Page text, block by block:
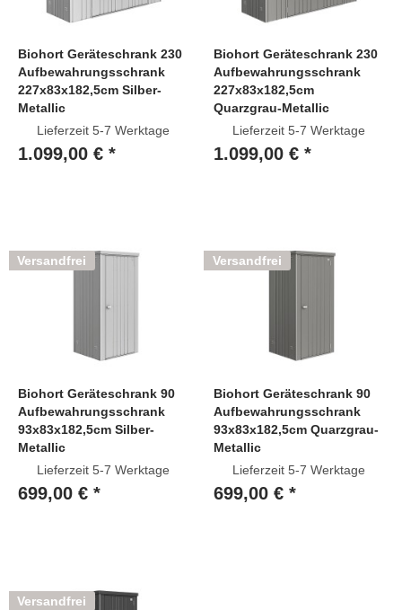
Biohort Geräteschrank 230
Aufbewahrungsschrank
227x83x182,5cm Silber-
Metallic
Lieferzeit 5-7 Werktage
1.099,00 € *
Biohort Geräteschrank 230
Aufbewahrungsschrank
227x83x182,5cm
Quarzgrau-Metallic
Lieferzeit 5-7 Werktage
1.099,00 € *
Versandfrei
Biohort Geräteschrank 90
Aufbewahrungsschrank
93x83x182,5cm Silber-
Metallic
Lieferzeit 5-7 Werktage
699,00 € *
Versandfrei
Biohort Geräteschrank 90
Aufbewahrungsschrank
93x83x182,5cm Quarzgrau-
Metallic
Lieferzeit 5-7 Werktage
699,00 € *
Versandfrei